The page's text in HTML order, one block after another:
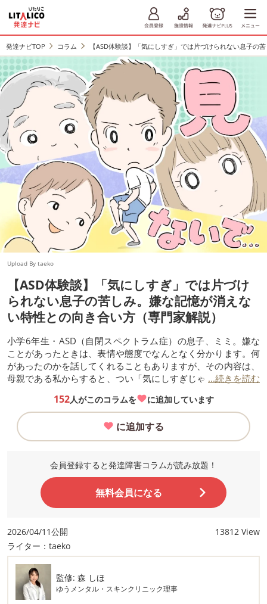
発達ナビTOP コラム 【ASD体験談】「気にしすぎ」では片づけられない息子
Upload By taeko
【ASD体験談】「気にしすぎ」では片づけ
られない息子の苦しみ。嫌な記憶が消えな
い特性との向き合い方（専門家解説）
小学6年生・ASD（自閉スペクトラム症）の息子、ミミ。嫌な
ことがあったときは、表情や態度でなんとなく分かります。何
があったのかを話してくれることもありますが、その内容は、
母親である私からすると、つい「気にしすぎじゃない？」と思
...続きを読む
152人がこのコラムを に追加しています
に追加する
会員登録すると発達障害コラムが読み放題！
無料会員になる
2026/04/11公開
13812 View
ライター：taeko
監修: 森 しほ
ゆうメンタル・スキンクリニック理事